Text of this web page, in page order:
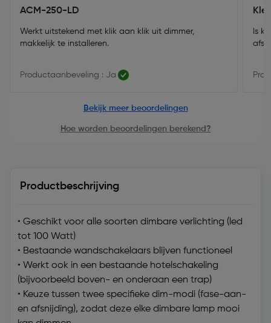
ACM-250-LD
Werkt uitstekend met klik aan klik uit dimmer,
makkelijk te installeren.
Productaanbeveling : Ja
Is
Bekijk meer beoordelingen
Hoe worden beoordelingen berekend?
Productbeschrijving
• Geschikt voor alle soorten dimbare verlichting (led
tot 100 Watt)
• Bestaande wandschakelaars blijven functioneel
• Werkt ook in een bestaande hotelschakeling
(bijvoorbeeld boven- en onderaan een trap)
• Keuze tussen twee specifieke dim-modi (fase-aan-
en afsnijding), zodat deze elke dimbare lamp mooi